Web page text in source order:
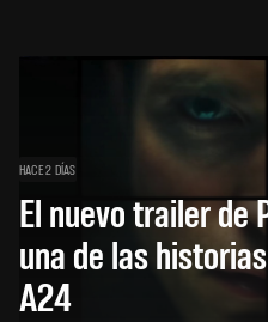
HACE 2 DÍAS
El nuevo trailer de
una de las
A24